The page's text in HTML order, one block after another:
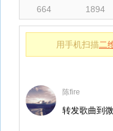
664 1894
用手机扫描二
陈fire
转发歌曲到